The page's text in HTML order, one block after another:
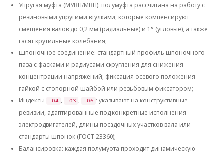
Упругая муфта (МУВП/МВП): полумуфта рассчитана на работу с
резиновыми упругими втулками, которые компенсируют
смещения валов до 0,2 мм (радиальные) и 1° (угловые), а также
гасят крутильные колебания;
Шпоночное соединение: стандартный профиль шпоночного
паза с фасками и радиусами скругления для снижения
концентрации напряжений; фиксация осевого положения
гайкой с стопорной шайбой или резьбовым фиксатором;
Индексы
-04 , -03 , -06 : указывают на конструктивные
ревизии, адаптированные под конкретные исполнения
электродвигателей, длины посадочных участков вала или
стандарты шпонок (ГОСТ 23360);
Балансировка: каждая полумуфта проходит динамическую